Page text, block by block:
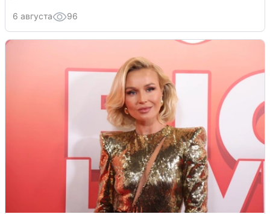
6 августа 96